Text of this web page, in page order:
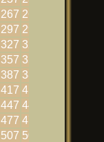
267 268
297 298
327 328
357 358
387 388
417 418
447 448
477 478
507 508